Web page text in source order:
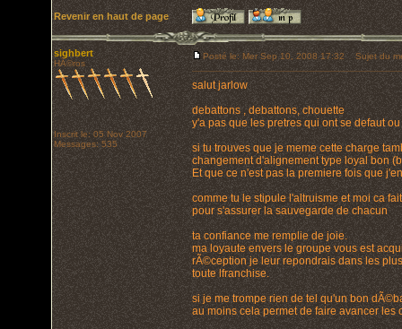
Revenir en haut de page
sighbert
HÃ©ros
Inscrit le: 05 Nov 2007
Messages: 535
Posté le: Mer Sep 10, 2008 17:32 Sujet du
salut jarlow
debattons , debattons, chouette
y'a pas que les pretres qui ont se defaut
si tu trouves que je meme cette charge
changement d'alignement type loyal bon
Et que ce n'est pas la premiere fois que
comme tu le stipule l'altruisme et moi ca
pour s'assurer la sauvegarde de chacun
ta confiance me remplie de joie.
ma loyaute envers le groupe vous est
rÃ©ception je leur repondrais dans les
toute lfranchise.
si je me trompe rien de tel qu'un bon
au moins cela permet de faire avancer les